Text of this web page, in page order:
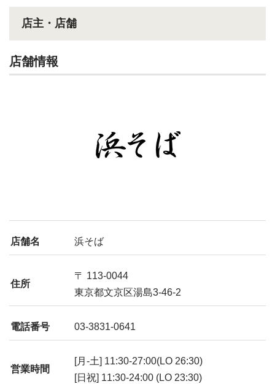
店主・店舗
店舗情報
店舗名 浜そば
住所
〒 113-0044
東京都文京区湯島3-46-2
電話番号 03-3831-0641
営業時間
[月-土] 11:30-27:00(LO 26:30)
[日祝] 11:30-24:00 (LO 23:30)